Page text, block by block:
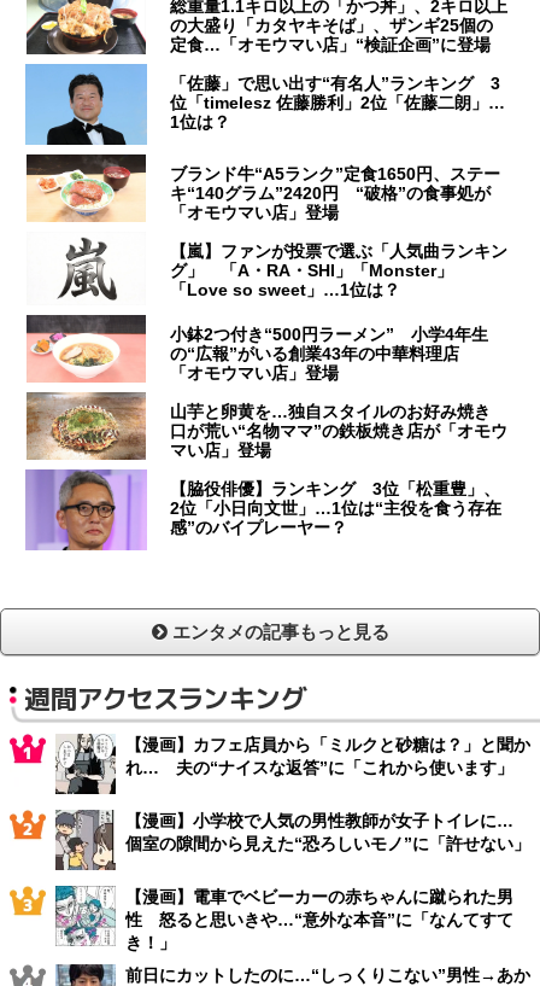
総重量1.1キロ以上の「かつ丼」、2キロ以上
の大盛り「カタヤキそば」、ザンギ25個の
定食…「オモウマい店」“検証企画”に登場
「佐藤」で思い出す“有名人”ランキング 3
位「timelesz 佐藤勝利」2位「佐藤二朗」…
1位は？
ブランド牛“A5ランク”定食1650円、ステー
キ“140グラム”2420円 “破格”の食事処が
「オモウマい店」登場
【嵐】ファンが投票で選ぶ「人気曲ランキン
グ」 「A・RA・SHI」「Monster」
「Love so sweet」…1位は？
小鉢2つ付き“500円ラーメン” 小学4年生
の“広報”がいる創業43年の中華料理店
「オモウマい店」登場
山芋と卵黄を…独自スタイルのお好み焼き
口が荒い“名物ママ”の鉄板焼き店が「オモウ
マい店」登場
【脇役俳優】ランキング 3位「松重豊」、
2位「小日向文世」…1位は“主役を食う存在
感”のバイプレーヤー？
エンタメの記事もっと見る
週間アクセスランキング
【漫画】カフェ店員から「ミルクと砂糖は？」と聞か
れ… 夫の“ナイスな返答”に「これから使います」
【漫画】小学校で人気の男性教師が女子トイレに…
個室の隙間から見えた“恐ろしいモノ”に「許せない」
【漫画】電車でベビーカーの赤ちゃんに蹴られた男
性 怒ると思いきや…“意外な本音”に「なんてすて
き！」
前日にカットしたのに…“しっくりこない”男性→あか